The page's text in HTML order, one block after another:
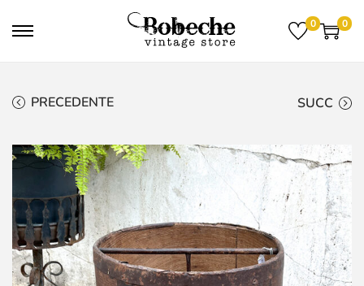
0 0
PRECEDENTE SUCC